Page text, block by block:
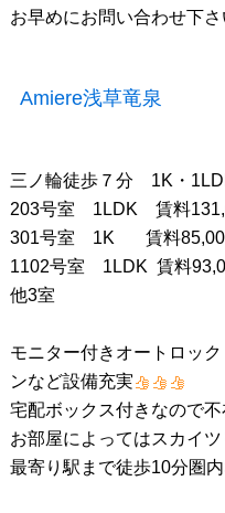
お早めにお問い合わせ下さ
Amiere浅草竜泉
三ノ輪徒歩７分 1K・
203号室 1LDK 賃料
301号室 1K 賃料85,000
1102号室 1LDK 賃料
他3室
モニター付きオートロッ
ンなど設備充実
宅配ボックス付きなので
お部屋によってはスカイ
最寄り駅まで徒歩10分圏